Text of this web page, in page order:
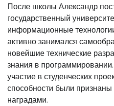
После школы Александр
государственный
информационные
активно занимался
новейшие технические
знания в
участие в студенческих
способности были
наградами.